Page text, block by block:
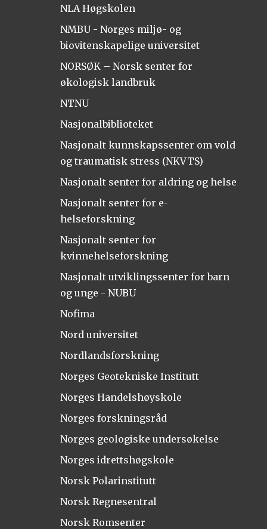
NLA Høgskolen
NMBU - Norges miljø- og
biovitenskapelige universitet
NORSØK – Norsk senter for
økologisk landbruk
NTNU
Nasjonalbiblioteket
Nasjonalt kunnskapssenter om vold
og traumatisk stress (NKVTS)
Nasjonalt senter for aldring og helse
Nasjonalt senter for e-
helseforskning
Nasjonalt senter for
kvinnehelseforskning
Nasjonalt utviklingssenter for barn
og unge - NUBU
Nofima
Nord universitet
Nordlandsforskning
Norges Geotekniske Institutt
Norges Handelshøyskole
Norges forskningsråd
Norges geologiske undersøkelse
Norges idrettshøgskole
Norsk Polarinstitutt
Norsk Regnesentral
Norsk Romsenter